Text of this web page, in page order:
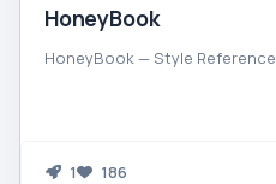
HoneyBook
HoneyBook — Style Reference
1 186